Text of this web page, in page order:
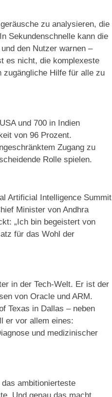
zu analysieren, die
Sekundenschnelle kann die
den Nutzer warnen –
es nicht, die komplexeste
zugängliche Hilfe für alle zu
und 700 in Indien
von 96 Prozent.
Zugang zu
Rolle spielen.
Artificial Intelligence Summit
Minister von Andhra
„Ich bin begeistert von
für das Wohl der
in der Tech-Welt. Er ist der
von Oracle und ARM.
Texas in Dallas – neben
er vor allem eines:
und medizinischer
ambitionierteste